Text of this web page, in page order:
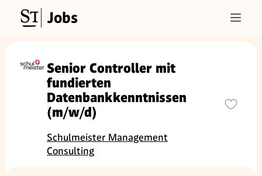
Jobs
Senior Controller mit
fundierten
Datenbankkenntnissen
(m/w/d)
Schulmeister Management
Consulting